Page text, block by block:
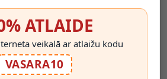
ATLAIDE
veikalā ar atlaižu kodu
VASARA10